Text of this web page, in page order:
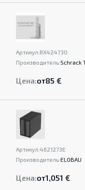
Артикул:RX424730
Производитель:Schrack
Цена:от85 €
Артикул:4621273E
Производитель:ELOBAU
Цена:от1,051 €